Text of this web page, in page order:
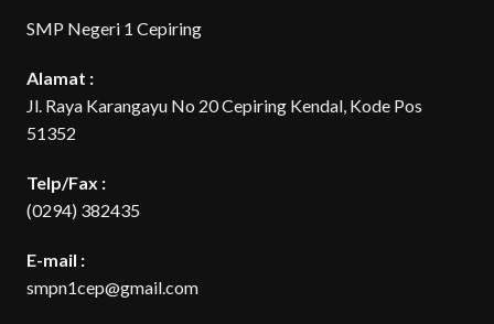
SMP Negeri 1 Cepiring
Alamat :
Jl. Raya Karangayu No 20 Cepiring Kendal, Kode Pos
51352
Telp/Fax :
(0294) 382435
E-mail :
smpn1cep@gmail.com